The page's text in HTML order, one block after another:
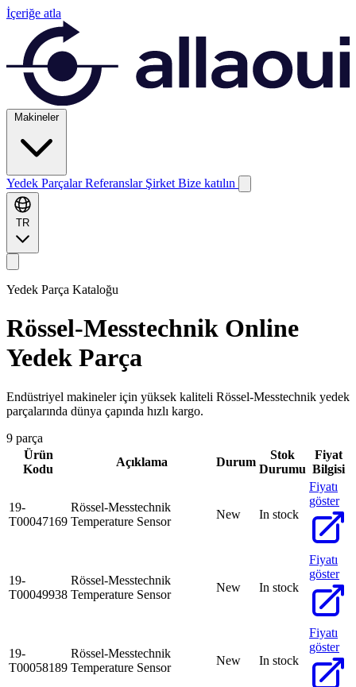
İçeriğe atla
Makineler
Yedek ParçalarReferanslar Şirket Bize katılın
TR
Yedek Parça Kataloğu
Rössel-Messtechnik Online
Yedek Parça
Endüstriyel makineler için yüksek kaliteli Rössel-Messtechnik yedek
parçalarında dünya çapında hızlı kargo.
9 parça
Ürün
Kodu
Açıklama Durum
Stok
Durumu
Fiyat
Bilgisi
19-
T00047169
Rössel-Messtechnik
Temperature Sensor
New In stock
Fiyatı
göster
19-
T00049938
Rössel-Messtechnik
Temperature Sensor
New In stock
Fiyatı
göster
19-
T00058189
Rössel-Messtechnik
Temperature Sensor
New In stock
Fiyatı
göster